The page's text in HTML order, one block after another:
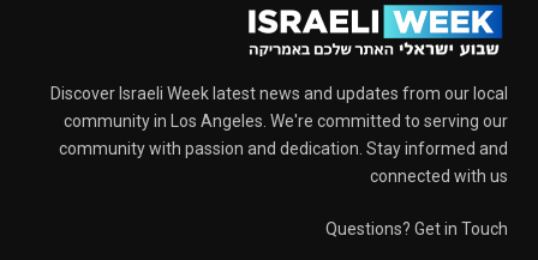
Discover Israeli Week latest news and updates from our local
community in Los Angeles. We're committed to serving our
community with passion and dedication. Stay informed and
connected with us
Questions? Get in Touch